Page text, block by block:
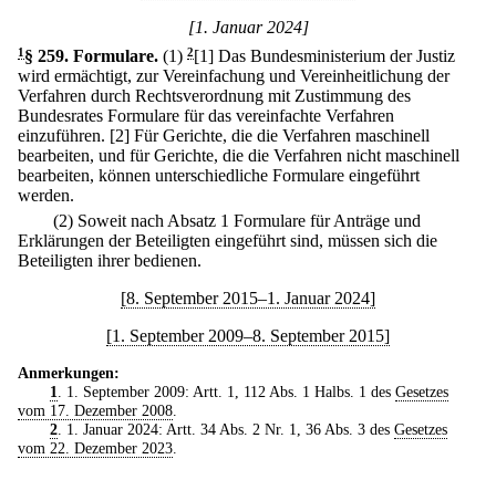
[1. Januar 2024]
1 § 259. Formulare. (1) 2[1] Das Bundesministerium der Justiz
wird ermächtigt, zur Vereinfachung und Vereinheitlichung der
Verfahren durch Rechtsverordnung mit Zustimmung des
Bundesrates Formulare für das vereinfachte Verfahren
einzuführen. [2] Für Gerichte, die die Verfahren maschinell
bearbeiten, und für Gerichte, die die Verfahren nicht maschinell
bearbeiten, können unterschiedliche Formulare eingeführt
werden.
(2) Soweit nach Absatz 1 Formulare für Anträge und
Erklärungen der Beteiligten eingeführt sind, müssen sich die
Beteiligten ihrer bedienen.
[8. September 2015–1. Januar 2024]
[1. September 2009–8. September 2015]
Anmerkungen:
1. 1. September 2009: Artt. 1, 112 Abs. 1 Halbs. 1 des Gesetzes
vom 17. Dezember 2008.
2. 1. Januar 2024: Artt. 34 Abs. 2 Nr. 1, 36 Abs. 3 des Gesetzes
vom 22. Dezember 2023.